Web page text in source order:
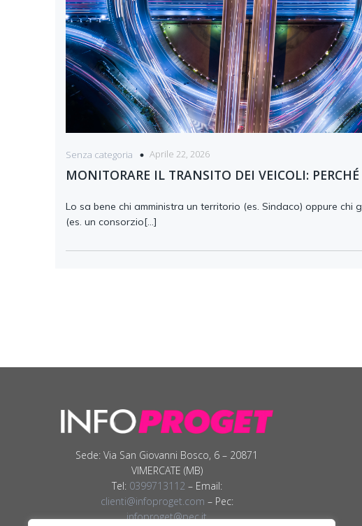
Senza categoria Aprile 22, 2026
MONITORARE IL TRANSITO DEI VEICOLI:
Lo sa bene chi amministra un territorio (es. Sindaco) oppure chi
(es. un consorzio[…]
Sede: Via San Giovanni Bosco, 6 – 20871
VIMERCATE (MB)
Tel: 0399713112 – Email:
clienti@infoproget.com – Pec:
infoproget@pec.it